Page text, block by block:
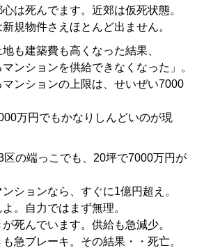
は死んでます。近郊は仮死状態。
規物件さえほとんど出ません。
も建築費も高くなった結果、
マンションを供給できなくなった」。
ンションの上限は、せいぜい7000
万円でもかなりしんどいのが現
区の端っこでも、20坪で7000万円が
ションなら、すぐに1億円超え。
。自力ではまず無理。
死んでいます。供給も急減少。
急ブレーキ。その結果・・死亡。